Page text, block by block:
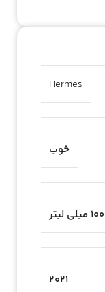
Hermes
خوب
۱۰۰ میلی لیتر
2021